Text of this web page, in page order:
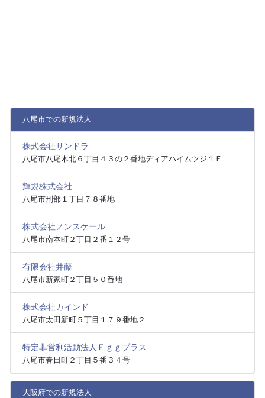
八尾市での新規法人
株式会社サンドラ
八尾市八尾木北６丁目４３の２番地ディアハイムツジ１Ｆ
輝規株式会社
八尾市刑部１丁目７８番地
株式会社ノンスケール
八尾市南本町２丁目２番１２号
有限会社井藤
八尾市新家町２丁目５０番地
株式会社カインド
八尾市太田新町５丁目１７９番地２
特定非営利活動法人Ｅｇｇプラス
八尾市春日町２丁目５番３４号
大阪府での新規法人